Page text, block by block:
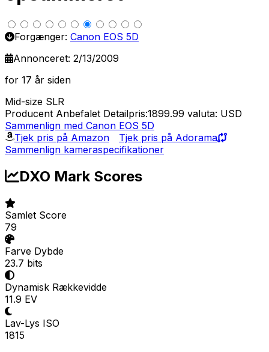
Forgænger: Canon EOS 5D
Annonceret: 2/13/2009
for 17 år siden
Mid-size SLR
Producent Anbefalet Detailpris:1899.99 valuta: USD
Sammenlign med Canon EOS 5D
Tjek pris på Amazon
Tjek pris på Adorama
Sammenlign kameraspecifikationer
DXO Mark Scores
Samlet Score
79
Farve Dybde
23.7 bits
Dynamisk Rækkevidde
11.9 EV
Lav-Lys ISO
1815